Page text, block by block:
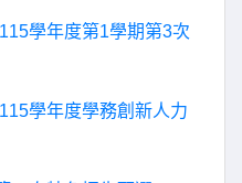
學年度第1學期第3次
學年度學務創新人力